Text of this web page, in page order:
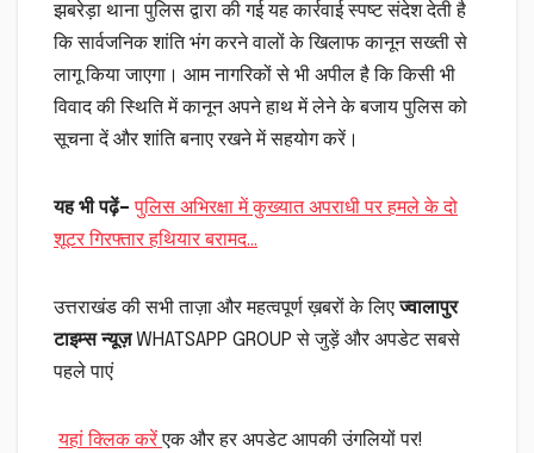
झबरेड़ा थाना पुलिस द्वारा की गई यह कार्रवाई स्पष्ट संदेश देती है
कि सार्वजनिक शांति भंग करने वालों के खिलाफ कानून सख्ती से
लागू किया जाएगा। आम नागरिकों से भी अपील है कि किसी भी
विवाद की स्थिति में कानून अपने हाथ में लेने के बजाय पुलिस को
सूचना दें और शांति बनाए रखने में सहयोग करें।
यह भी पढ़ें– पुलिस अभिरक्षा में कुख्यात अपराधी पर हमले के दो
शूटर गिरफ्तार हथियार बरामद…
उत्तराखंड की सभी ताज़ा और महत्वपूर्ण ख़बरों के लिएज्वालापुर
टाइम्स न्यूज़WHATSAPP GROUP से जुड़ें और अपडेट सबसे
पहले पाएं
यहां क्लिक करेंएक और हर अपडेट आपकी उंगलियों पर!